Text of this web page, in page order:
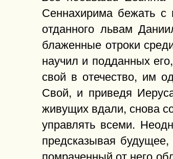
Сеннахирима бежать
отданного львам
блаженные отроки
научил и подданных
свой в отечество, им
Свой, и приведя
живущих вдали, снова
управлять всеми.
предсказывая
помраченный от него